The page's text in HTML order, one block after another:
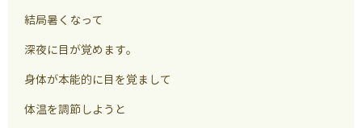
結局暑くなって
深夜に目が覚めます。
身体が本能的に目を覚まして
体温を調節しようと